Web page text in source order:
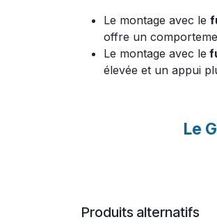
Le montage avec le
offre un
Le montage avec le
élevée et un appui
Le
Produits alternatifs